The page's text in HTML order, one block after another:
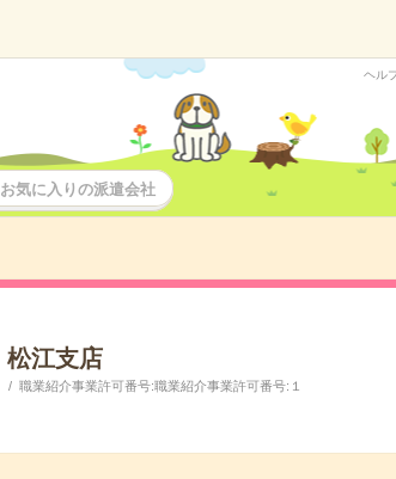
ヘル
お気に入りの派遣会社
江支店
職業紹介事業許可番号:職業紹介事業許可番号:１